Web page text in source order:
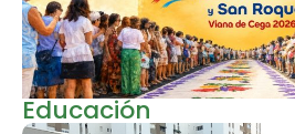
Educación